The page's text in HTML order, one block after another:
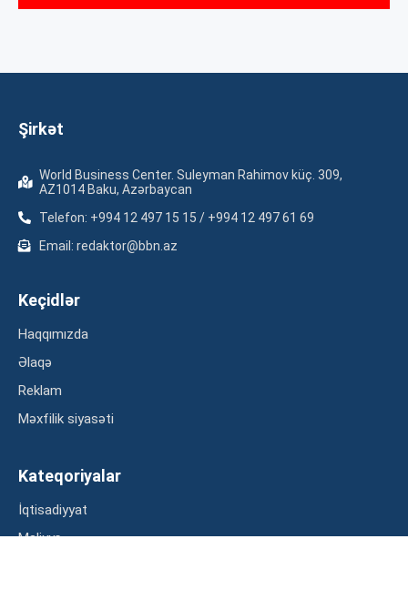
Şirkət
World Business Center. Suleyman Rahimov küç. 309,
AZ1014 Baku, Azərbaycan
Telefon: +994 12 497 15 15 / +994 12 497 61 69
Email: redaktor@bbn.az
Keçidlər
Haqqımızda
Əlaqə
Reklam
Məxfilik siyasəti
Kateqoriyalar
İqtisadiyyat
Maliyyə